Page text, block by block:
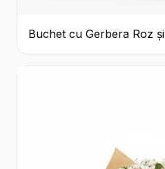
Buchet cu Gerbera Roz și
Crizanteme Verzi